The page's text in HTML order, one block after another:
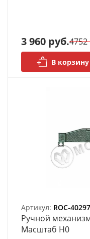
3 960 руб.4752
В корзину
Артикул: ROC-
Ручной
Масштаб H0